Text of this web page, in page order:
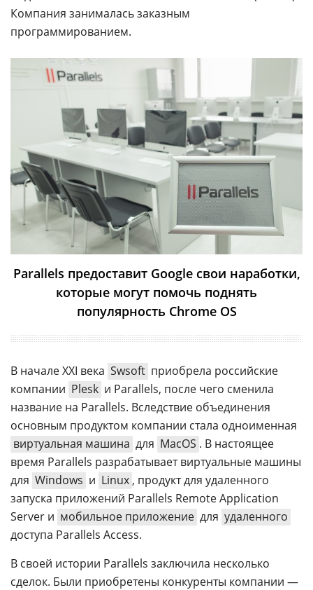
Компания занималась заказным
программированием.
Parallels предоставит Google свои наработки,
которые могут помочь поднять
популярность Chrome OS
В начале XXI века Swsoft приобрела российские
компании Plesk и Parallels, после чего сменила
название на Parallels. Вследствие объединения
основным продуктом компании стала одноименная
виртуальная машина для MacOS . В настоящее
время Parallels разрабатывает виртуальные машины
для Windows и Linux , продукт для удаленного
запуска приложений Parallels Remote Application
Server и мобильное приложение для удаленного
доступа Parallels Access.
В своей истории Parallels заключила несколько
сделок. Были приобретены конкуренты компании —